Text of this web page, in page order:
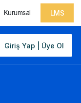
Kurumsal LMS
Giriş Yap | Üye Ol